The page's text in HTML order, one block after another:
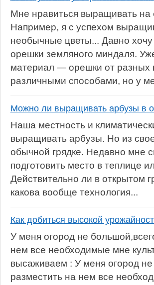
Мне нравиться выращивать на
Например, я с успехом
необычные цветы... Давно
орешки земляного миндаля.
материал — орешки от разных
различными способами, но у
Можно ли выращивать арбузы в
Наша местность и
выращивать арбузы. Но из
обычной грядке. Недавно мне
подготовить место в теплице
Действительно ли в открытом
какова вообще технология...
Как добиться высокой
У меня огород не
нем все необходимые мне
высаживаем : У меня огород
разместить на нем все